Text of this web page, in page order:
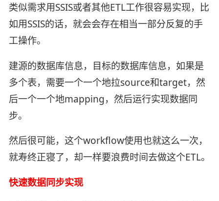
类似需求用SSIS或者其他ETL工作很容易实现，比
如用SSIS的话，就会会存在相当一部分反复的手
工操作。
建源的数据库信息，目标的数据库信息，如果是
多个表，需要一个一个地拉source和target，然
后一个一个地mapping，然后运行实现数据同
步。
然后很可能，这个workflow使用也就这么一次，
就寿终正寝了，却一样要浪费时间去做这个ETL。
快速数据同步实现